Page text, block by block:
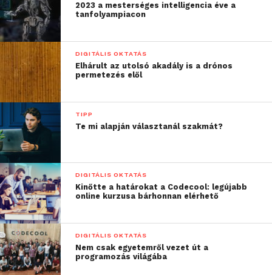
2023 a mesterséges intelligencia éve a
tanfolyampiacon
DIGITÁLIS OKTATÁS
Elhárult az utolsó akadály is a drónos
permetezés elől
TIPP
Te mi alapján választanál szakmát?
DIGITÁLIS OKTATÁS
Kinőtte a határokat a Codecool: legújabb
online kurzusa bárhonnan elérhető
DIGITÁLIS OKTATÁS
Nem csak egyetemről vezet út a
programozás világába